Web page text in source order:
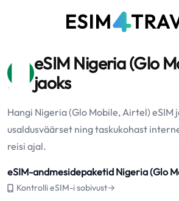
eSIM Nigeria (Glo
jaoks
Hangi Nigeria (Glo Mobile, Airtel) eSIM
usaldusväärset ning taskukohast
reisi ajal.
eSIM-andmesidepaketid Nigeria (Glo
Kontrolli eSIM-i sobivust→